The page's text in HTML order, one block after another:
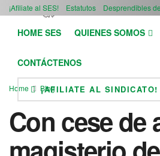
¡Afiliate al SES! Estatutos Desprendibles
HOME SES QUIENES SOMOS
CONTÁCTENOS
¡AFILIATE AL SINDICATO!
Home Blog
Con cese de